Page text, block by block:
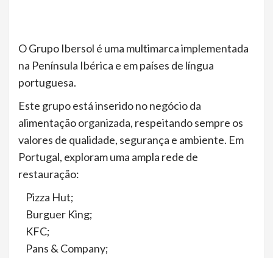
O Grupo Ibersol é uma multimarca implementada
na Península Ibérica e em países de língua
portuguesa.
Este grupo está inserido no negócio da
alimentação organizada, respeitando sempre os
valores de qualidade, segurança e ambiente. Em
Portugal, exploram uma ampla rede de
restauração:
Pizza Hut;
Burguer King;
KFC;
Pans & Company;